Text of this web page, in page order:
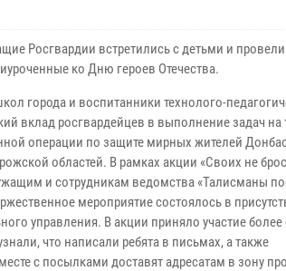
Росгвардии встретились с детьми и провели
ко Дню героев Отечества.
города и воспитанники технолого-
вклад росгвардейцев в выполнение задач на
операции по защите мирных жителей
областей. В рамках акции «Своих не
и сотрудникам ведомства «Талисманы
мероприятие состоялось в
управления. В акции приняло участие более
что написали ребята в письмах, а также
с посылками доставят адресатам в зону